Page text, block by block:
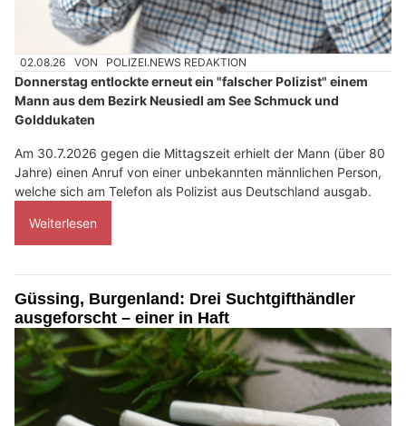
02.08.26 VON POLIZEI.NEWS REDAKTION
Donnerstag entlockte erneut ein "falscher Polizist" einem
Mann aus dem Bezirk Neusiedl am See Schmuck und
Golddukaten
Am 30.7.2026 gegen die Mittagszeit erhielt der Mann (über 80
Jahre) einen Anruf von einer unbekannten männlichen Person,
welche sich am Telefon als Polizist aus Deutschland ausgab.
Weiterlesen
Güssing, Burgenland: Drei Suchtgifthändler
ausgeforscht – einer in Haft